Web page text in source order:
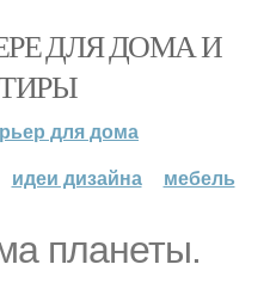
ДЛЯ ДОМА И
для дома
идеи дизайна мебель
планеты.